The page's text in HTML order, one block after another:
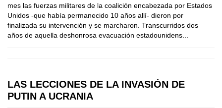
mes las fuerzas militares de la coalición encabezada por Estados
Unidos -que había permanecido 10 años allí- dieron por
finalizada su intervención y se marcharon. Transcurridos dos
años de aquella deshonrosa evacuación estadounidens...
LAS LECCIONES DE LA INVASIÓN DE
PUTIN A UCRANIA